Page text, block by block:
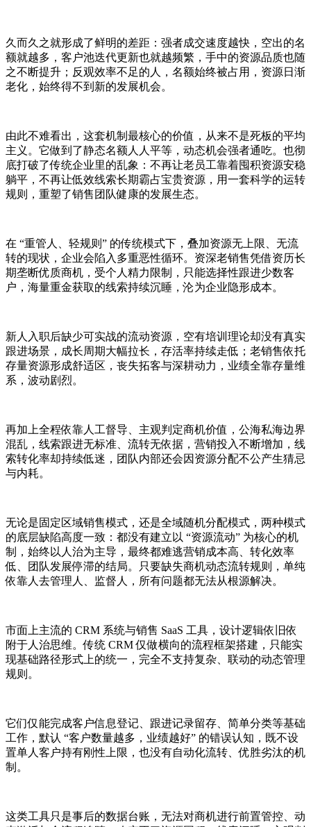
久而久之就形成了鲜明的差距：强者成交速度越快，空出的名
额就越多，客户池迭代更新也就越频繁，手中的资源品质也随
之不断提升；反观效率不足的人，名额始终被占用，资源日渐
老化，始终得不到新的发展机会。
由此不难看出，这套机制最核心的价值，从来不是死板的平均
主义。它做到了静态名额人人平等，动态机会强者通吃。也彻
底打破了传统企业里的乱象：不再让老员工靠着囤积资源安稳
躺平，不再让低效线索长期霸占宝贵资源，用一套科学的运转
规则，重塑了销售团队健康的发展生态。
在 “重管人、轻规则” 的传统模式下，叠加资源无上限、无流
转的现状，企业会陷入多重恶性循环。资深老销售凭借资历长
期垄断优质商机，受个人精力限制，只能选择性跟进少数客
户，海量重金获取的线索持续沉睡，沦为企业隐形成本。
新人入职后缺少可实战的流动资源，空有培训理论却没有真实
跟进场景，成长周期大幅拉长，存活率持续走低；老销售依托
存量资源形成舒适区，丧失拓客与深耕动力，业绩全靠存量维
系，波动剧烈。
再加上全程依靠人工督导、主观判定商机价值，公海私海边界
混乱，线索跟进无标准、流转无依据，营销投入不断增加，线
索转化率却持续低迷，团队内部还会因资源分配不公产生猜忌
与内耗。
无论是固定区域销售模式，还是全域随机分配模式，两种模式
的底层缺陷高度一致：都没有建立以 “资源流动” 为核心的机
制，始终以人治为主导，最终都难逃营销成本高、转化效率
低、团队发展停滞的结局。只要缺失商机动态流转规则，单纯
依靠人去管理人、监督人，所有问题都无法从根源解决。
市面上主流的 CRM 系统与销售 SaaS 工具，设计逻辑依旧依
附于人治思维。传统 CRM 仅做横向的流程框架搭建，只能实
现基础路径形式上的统一，完全不支持复杂、联动的动态管理
规则。
它们仅能完成客户信息登记、跟进记录留存、简单分类等基础
工作，默认 “客户数量越多，业绩越好” 的错误认知，既不设
置单人客户持有刚性上限，也没有自动化流转、优胜劣汰的机
制。
这类工具只是事后的数据台账，无法对商机进行前置管控、动